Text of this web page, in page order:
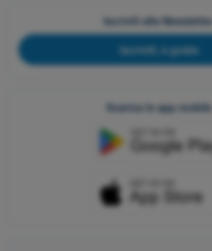
Iscriviti alla Newsletter
Iscriviti, è gratis
Scarica le app mobile